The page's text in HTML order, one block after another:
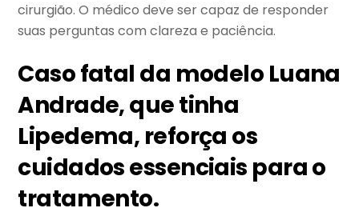
cirurgião. O médico deve ser capaz de responder
suas perguntas com clareza e paciência.
Caso fatal da modelo Luana
Andrade, que tinha
Lipedema, reforça os
cuidados essenciais para o
tratamento.